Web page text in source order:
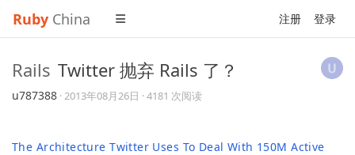
Ruby China 注册 登录
Rails Twitter 抛弃 Rails 了？
u787388 ·2013年08月26日 · 4181 次阅读
The Architecture Twitter Uses To Deal With 150M Active